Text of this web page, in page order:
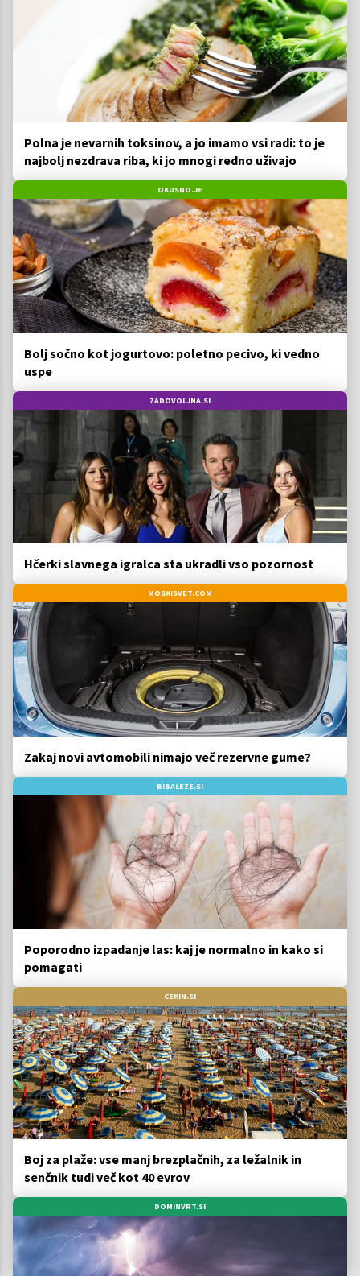
Polna je nevarnih toksinov, a jo imamo vsi radi: to je
najbolj nezdrava riba, ki jo mnogi redno uživajo
OKUSNO.JE
Bolj sočno kot jogurtovo: poletno pecivo, ki vedno
uspe
ZADOVOLJNA.SI
Hčerki slavnega igralca sta ukradli vso pozornost
MOSKISVET.COM
Zakaj novi avtomobili nimajo več rezervne gume?
BIBALEZE.SI
Poporodno izpadanje las: kaj je normalno in kako si
pomagati
CEKIN.SI
Boj za plaže: vse manj brezplačnih, za ležalnik in
senčnik tudi več kot 40 evrov
DOMINVRT.SI